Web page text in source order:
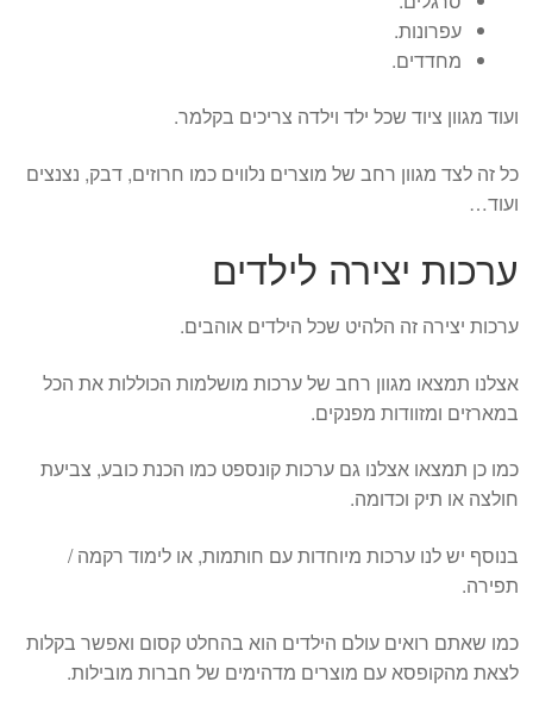
עפרונות.
מחדדים.
ועוד מגוון ציוד שכל ילד וילדה צריכים בקלמר.
כל זה לצד מגוון רחב של מוצרים נלווים כמו חרוזים, דבק, נצנצים
ועוד…
ערכות יצירה לילדים
ערכות יצירה זה הלהיט שכל הילדים אוהבים.
אצלנו תמצאו מגוון רחב של ערכות מושלמות הכוללות את הכל
במארזים ומזוודות מפנקים.
כמו כן תמצאו אצלנו גם ערכות קונספט כמו הכנת כובע, צביעת
חולצה או תיק וכדומה.
בנוסף יש לנו ערכות מיוחדות עם חותמות, או לימוד רקמה /
תפירה.
כמו שאתם רואים עולם הילדים הוא בהחלט קסום ואפשר בקלות
לצאת מהקופסא עם מוצרים מדהימים של חברות מובילות.